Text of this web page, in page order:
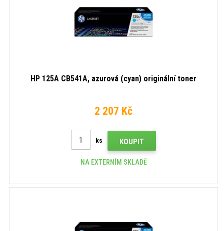
HP 125A CB541A, azurová (cyan) originální toner
2 207 Kč
ks KOUPIT
NA EXTERNÍM SKLADĚ